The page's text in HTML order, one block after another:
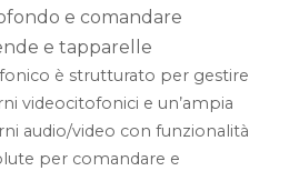
e comandare
e tapparelle
è strutturato per gestire
videocitofonici e un’ampia
audio/video con funzionalità
per comandare e